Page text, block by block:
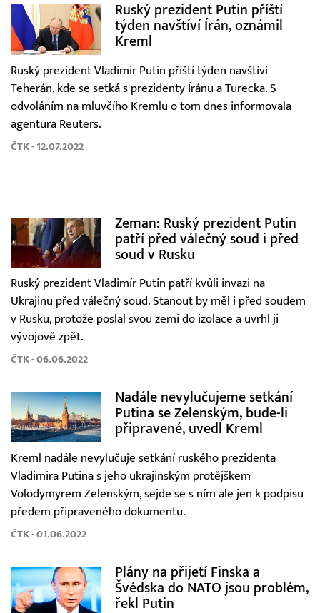
Ruský prezident Putin příští
týden navštíví Írán, oznámil
Kreml
Ruský prezident Vladimir Putin příští týden navštíví
Teherán, kde se setká s prezidenty Íránu a Turecka. S
odvoláním na mluvčího Kremlu o tom dnes informovala
agentura Reuters.
ČTK - 12.07.2022
Zeman: Ruský prezident Putin
patří před válečný soud i před
soud v Rusku
Ruský prezident Vladimír Putin patří kvůli invazi na
Ukrajinu před válečný soud. Stanout by měl i před soudem
v Rusku, protože poslal svou zemi do izolace a uvrhl ji
vývojově zpět.
ČTK - 06.06.2022
Nadále nevylučujeme setkání
Putina se Zelenským, bude-li
připravené, uvedl Kreml
Kreml nadále nevylučuje setkání ruského prezidenta
Vladimira Putina s jeho ukrajinským protějškem
Volodymyrem Zelenským, sejde se s ním ale jen k podpisu
předem připraveného dokumentu.
ČTK - 01.06.2022
Plány na přijetí Finska a
Švédska do NATO jsou problém,
řekl Putin